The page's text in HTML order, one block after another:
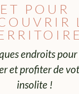
ET POUR
endroits pour
et profiter de
insolite !